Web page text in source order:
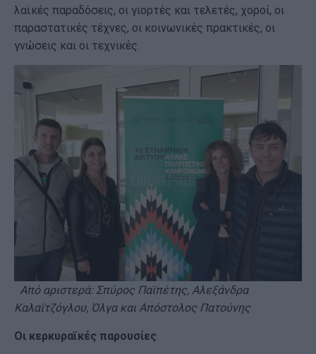
λαϊκές παραδόσεις, οι γιορτές και τελετές, χοροί, οι
παραστατικές τέχνες, οι κοινωνικές πρακτικές, οι
γνώσεις και οι τεχνικές.
Από αριστερά: Σπύρος Παϊπέτης, Αλεξάνδρα
Καλαϊτζόγλου, Όλγα και Απόστολος Πατούνης
Οι κερκυραϊκές παρουσίες